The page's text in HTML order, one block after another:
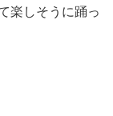
楽しそうに踊っ